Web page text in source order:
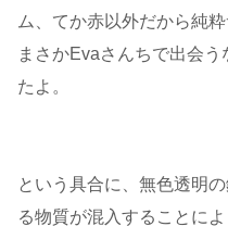
ム、てか赤以外だから純
まさかEvaさんちで出会
たよ。
という具合に、無色透明
る物質が混入することに